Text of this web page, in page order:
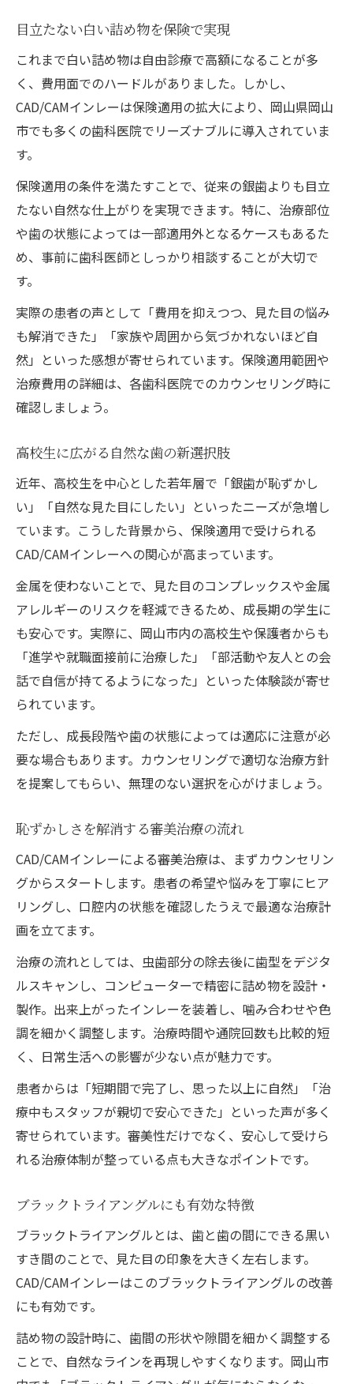
目立たない白い詰め物を保険で実現
これまで白い詰め物は自由診療で高額になることが多
く、費用面でのハードルがありました。しかし、
CAD/CAMインレーは保険適用の拡大により、岡山県岡山
市でも多くの歯科医院でリーズナブルに導入されていま
す。
保険適用の条件を満たすことで、従来の銀歯よりも目立
たない自然な仕上がりを実現できます。特に、治療部位
や歯の状態によっては一部適用外となるケースもあるた
め、事前に歯科医師としっかり相談することが大切で
す。
実際の患者の声として「費用を抑えつつ、見た目の悩み
も解消できた」「家族や周囲から気づかれないほど自
然」といった感想が寄せられています。保険適用範囲や
治療費用の詳細は、各歯科医院でのカウンセリング時に
確認しましょう。
高校生に広がる自然な歯の新選択肢
近年、高校生を中心とした若年層で「銀歯が恥ずかし
い」「自然な見た目にしたい」といったニーズが急増し
ています。こうした背景から、保険適用で受けられる
CAD/CAMインレーへの関心が高まっています。
金属を使わないことで、見た目のコンプレックスや金属
アレルギーのリスクを軽減できるため、成長期の学生に
も安心です。実際に、岡山市内の高校生や保護者からも
「進学や就職面接前に治療した」「部活動や友人との会
話で自信が持てるようになった」といった体験談が寄せ
られています。
ただし、成長段階や歯の状態によっては適応に注意が必
要な場合もあります。カウンセリングで適切な治療方針
を提案してもらい、無理のない選択を心がけましょう。
恥ずかしさを解消する審美治療の流れ
CAD/CAMインレーによる審美治療は、まずカウンセリン
グからスタートします。患者の希望や悩みを丁寧にヒア
リングし、口腔内の状態を確認したうえで最適な治療計
画を立てます。
治療の流れとしては、虫歯部分の除去後に歯型をデジタ
ルスキャンし、コンピューターで精密に詰め物を設計・
製作。出来上がったインレーを装着し、噛み合わせや色
調を細かく調整します。治療時間や通院回数も比較的短
く、日常生活への影響が少ない点が魅力です。
患者からは「短期間で完了し、思った以上に自然」「治
療中もスタッフが親切で安心できた」といった声が多く
寄せられています。審美性だけでなく、安心して受けら
れる治療体制が整っている点も大きなポイントです。
ブラックトライアングルにも有効な特徴
ブラックトライアングルとは、歯と歯の間にできる黒い
すき間のことで、見た目の印象を大きく左右します。
CAD/CAMインレーはこのブラックトライアングルの改善
にも有効です。
詰め物の設計時に、歯間の形状や隙間を細かく調整する
ことで、自然なラインを再現しやすくなります。岡山市